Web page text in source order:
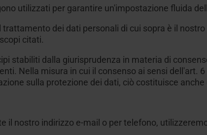
utilizzati per garantire un'impostazione fluida
trattamento dei dati personali di cui sopra è il
citati.
stabiliti dalla giurisprudenza in materia di
Nella misura in cui il consenso ai sensi dell'art.
sulla protezione dei dati, ciò costituisce
il nostro indirizzo e-mail o per telefono,